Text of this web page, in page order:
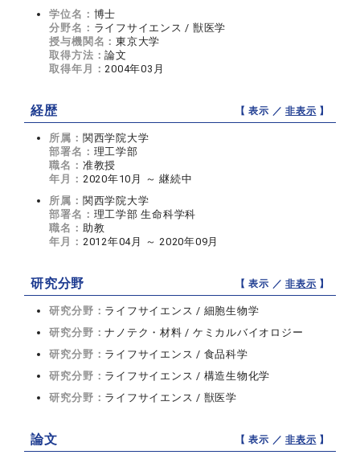
学位名： 博士
分野名： ライフサイエンス / 獣医学
授与機関名：東京大学
取得方法：論文
取得年月： 2004年03月
経歴 【 表示 ／非表示 】
所属： 関西学院大学
部署名： 理工学部
職名： 准教授
年月： 2020年10月 ～ 継続中
所属： 関西学院大学
部署名： 理工学部 生命科学科
職名： 助教
年月： 2012年04月 ～ 2020年09月
研究分野 【 表示 ／非表示 】
研究分野： ライフサイエンス / 細胞生物学
研究分野：ナノテク・材料 / ケミカルバイオロジー
研究分野： ライフサイエンス / 食品科学
研究分野： ライフサイエンス / 構造生物化学
研究分野： ライフサイエンス / 獣医学
論文 【 表示 ／非表示 】